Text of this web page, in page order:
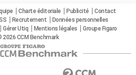
Charte éditoriale Publicité
Contact
Recrutement
Données personnelles
Gérer Utiq Mentions légales
Groupe Figaro
2026 CCM Benchmark